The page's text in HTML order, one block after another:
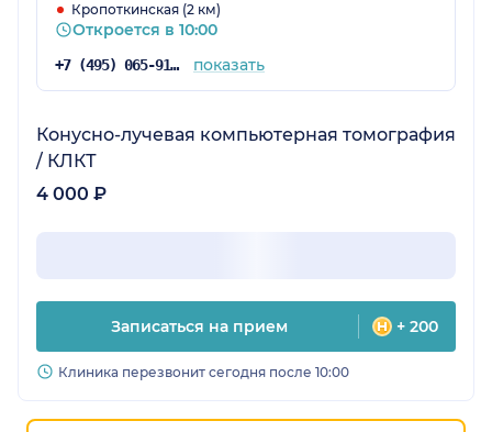
Кропоткинская (2 км)
Откроется в 10:00
+7 (495) 065-91-12 показать
Конусно-лучевая компьютерная томография
/ КЛКТ
4 000 ₽
Записаться на прием + 200
Клиника перезвонит сегодня после 10:00